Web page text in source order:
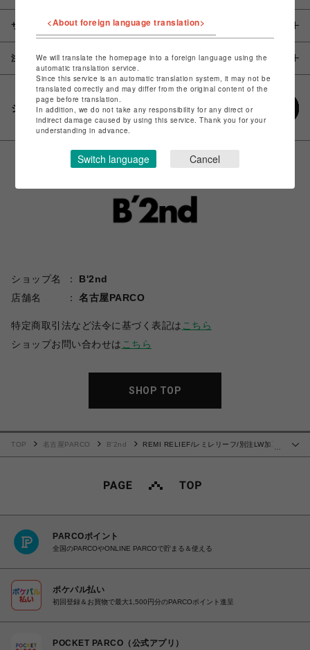
サイズ
注意事項
シェアする
ショップ名
B'2nd
店舗名
名古屋PARCO
特定商取引法など法令に基づく表記は こちら
ショップお問い合わせは こちら
SHOP TOP
…
TOP 名古屋PARCO B'2nd
REMI RELIEF/レミレリーフ/別注LW加工
PARCOポイント
全国のPARCOやONLINE PARCOで貯まる＆使える
ポケパル払い
初回登録＆お買物で最大1,500円分のPARCOポイント進呈
POCKET PARCO（公式アプリ）
<About foreign language translation>
We will translate the homepage into a foreign language using the
automatic translation service.
Since this service is an automatic translation system, it may not be
translated correctly and may differ from the original content of the
page before translation.
In addition, we do not take any responsibility for any direct or
indirect damage caused by using this service. Thank you for your
understanding in advance.
Switch language Cancel